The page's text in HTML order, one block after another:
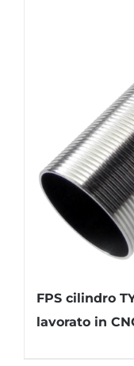
FPS cilindro
lavorato in